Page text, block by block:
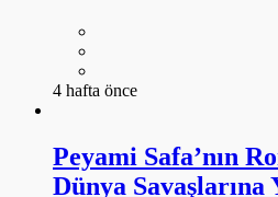
4 hafta önce
Peyami Safa’nın
Dünya